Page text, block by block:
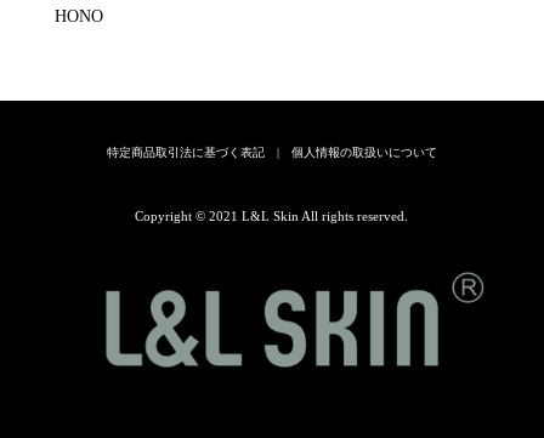
HONO
特定商品取引法に基づく表記| 個人情報の取扱いについて
Copyright © 2021 L&L Skin All rights reserved.